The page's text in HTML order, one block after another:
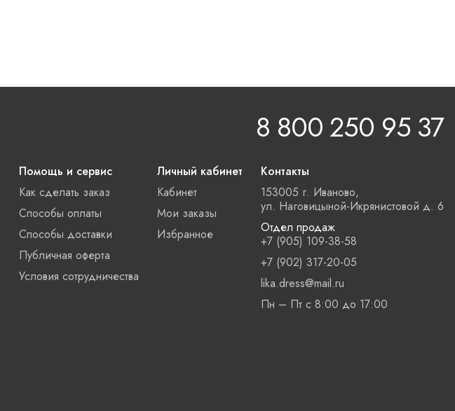
8 800 250 95 37
Помощь и сервис
Как сделать заказ
Способы оплаты
Способы доставки
Публичная оферта
Условия сотрудничества
Личный кабинет
Кабинет
Мои заказы
Избранное
Контакты
153005 г. Иваново,
ул. Наговицыной-Икрянистовой д. 6
Отдел продаж
+7 (905) 109-38-58
+7 (902) 317-20-05
lika.dress@mail.ru
Пн – Пт с 8:00 до 17:00